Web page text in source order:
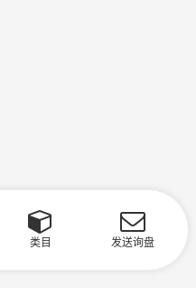
类目 发送询盘